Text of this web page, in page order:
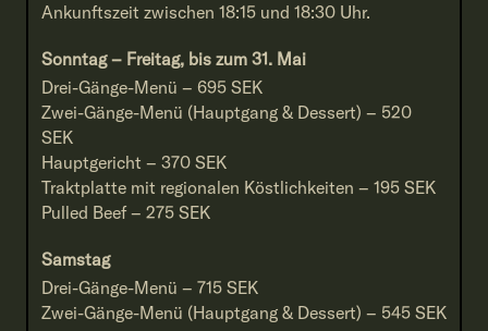
Ankunftszeit zwischen 18:15 und 18:30 Uhr.
Sonntag – Freitag, bis zum 31. Mai
Drei-Gänge-Menü – 695 SEK
Zwei-Gänge-Menü (Hauptgang & Dessert) – 520
SEK
Hauptgericht – 370 SEK
Traktplatte mit regionalen Köstlichkeiten – 195 SEK
Pulled Beef – 275 SEK
Samstag
Drei-Gänge-Menü – 715 SEK
Zwei-Gänge-Menü (Hauptgang & Dessert) – 545 SEK